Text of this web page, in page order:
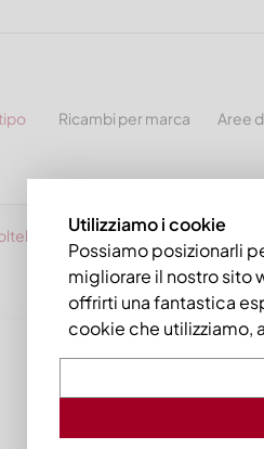
Ricambi per marca Aree
in 2 pezzi 1354x76x25 Premium
Utilizziamo i cookie
Possiamo posizionarli
migliorare il nostro sito
offrirti una fantastica
cookie che utilizziamo,